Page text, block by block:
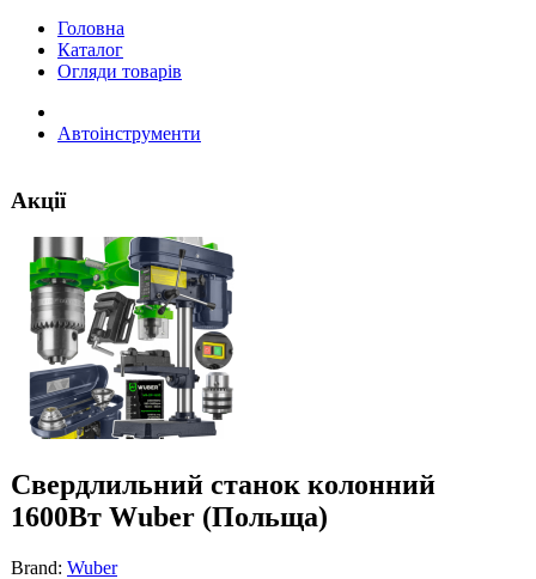
Головна
Каталог
Огляди товарів
Автоінструменти
Акції
Свердлильний станок колонний
1600Вт Wuber (Польща)
Brand: Wuber